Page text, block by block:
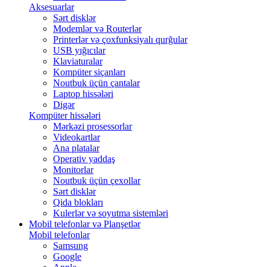
Aksesuarlar
Sərt disklər
Modemlər və Routerlər
Printerlər və çoxfunksiyalı qurğular
USB yığıcılar
Klaviaturalar
Kompüter siçanları
Noutbuk üçün çantalar
Laptop hissələri
Digər
Kompüter hissələri
Mərkəzi prosessorlar
Videokartlar
Ana platalar
Operativ yaddaş
Monitorlar
Noutbuk üçün çexollar
Sərt disklər
Qida blokları
Kulerlər və soyutma sistemləri
Mobil telefonlar və Planşetlər
Mobil telefonlar
Samsung
Google